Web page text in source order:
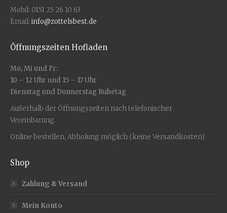
Mobil: 0151 25 26 10 63
Email: info@zottelsbest.de
Öffnungszeiten Hofladen
Mo, Mi und Fr:
10 – 12 Uhr und 15 – 17 Uhr
Dienstag und Donnerstag Ruhetag
Außerhalb der Öffnungszeiten nach telefonischer
Vereinbarung.
Online bestellen, Abholung möglich (keine Versandkosten)
Shop
Zahlung & Versand
Mein Konto